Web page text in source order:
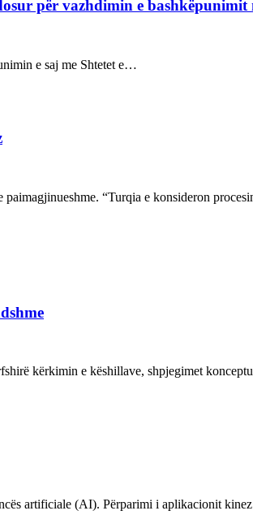
për vazhdimin e bashkëpunimit
e saj me Shtetet e…
paimagjinueshme. “Turqia e konsideron
kërkimin e këshillave, shpjegimet
artificiale (AI). Përparimi i aplikacionit